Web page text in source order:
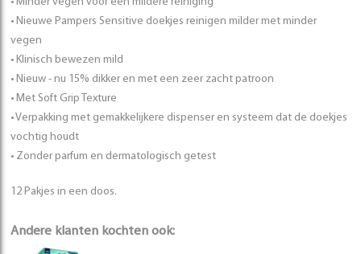
• Nieuwe Pampers Sensitive doekjes reinigen milder met minder
vegen
• Klinisch bewezen mild
• Nieuw - nu 15% dikker en met een zeer zacht patroon
• Met Soft Grip Texture
• Verpakking met gemakkelijkere dispenser en systeem dat de doekjes
vochtig houdt
• Zonder parfum en dermatologisch getest
12 Pakjes in een doos.
Andere klanten kochten ook: